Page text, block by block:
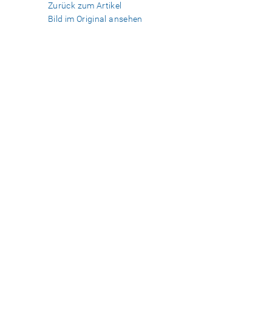
Zurück zum Artikel
Bild im Original ansehen